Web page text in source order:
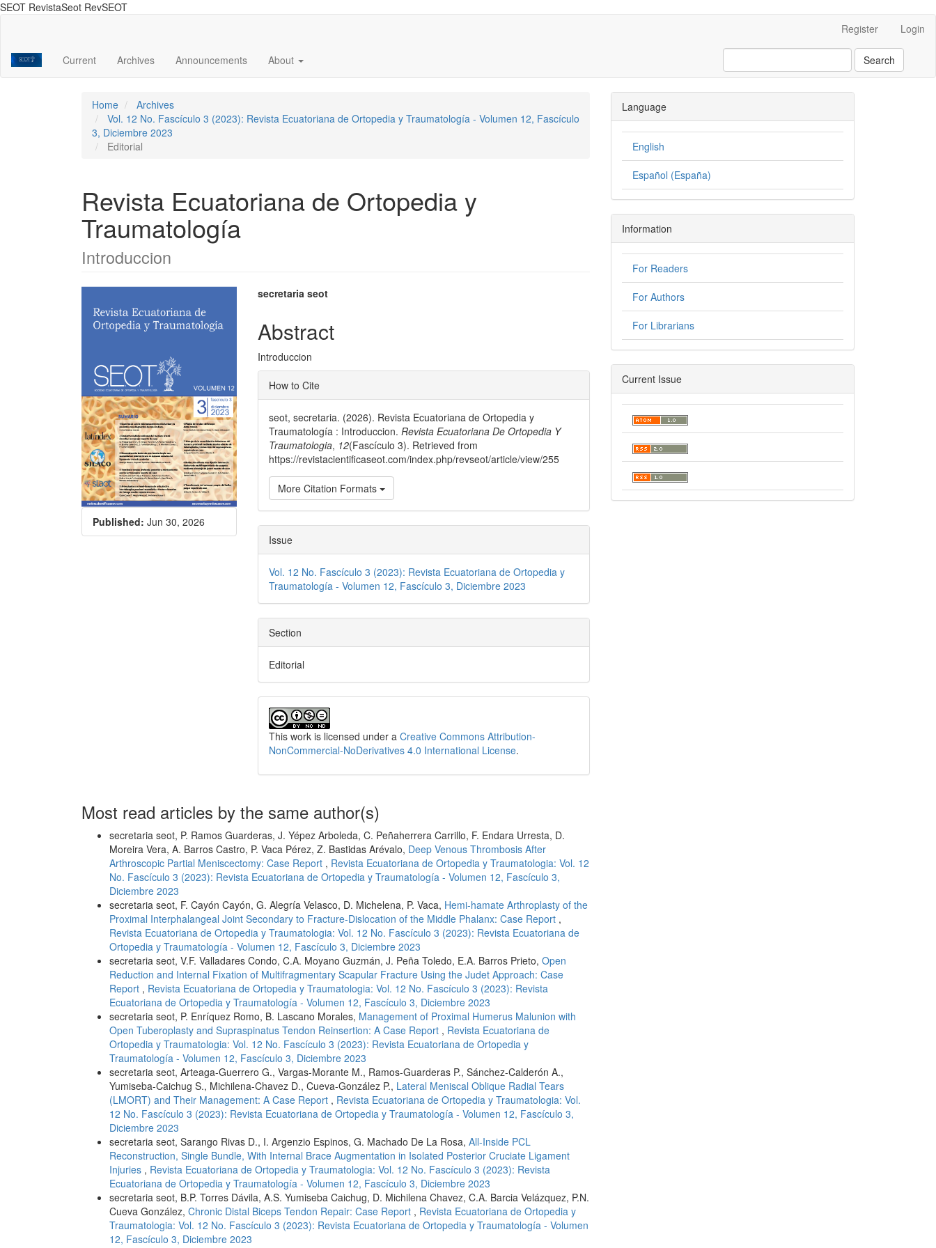
SEOT RevistaSeot RevSEOT
Content
Sidebar
Register Login
Current Archives Announcements About Search
Home
Archives
Vol. 12 No. Fascículo 3 (2023): Revista Ecuatoriana de Ortopedia y Traumatología - Volumen 12, Fascículo
3, Diciembre 2023
Editorial
Revista Ecuatoriana de Ortopedia y
Traumatología
Introduccion
Article
Sidebar
Published: Jun 30, 2026
Main
Article
Content
secretaria seot
Abstract
Introduccion
Article
Details
How to Cite
seot, secretaria. (2026). Revista Ecuatoriana de Ortopedia y
Traumatología : Introduccion. Revista Ecuatoriana De Ortopedia Y
Traumatologia, 12(Fascículo 3). Retrieved from
https://revistacientificaseot.com/index.php/revseot/article/view/255
More Citation Formats
Issue
Vol. 12 No. Fascículo 3 (2023): Revista Ecuatoriana de Ortopedia y
Traumatología - Volumen 12, Fascículo 3, Diciembre 2023
Section
Editorial
This work is licensed under aCreative Commons Attribution-
NonCommercial-NoDerivatives 4.0 International License.
Most read articles by the same author(s)
secretaria seot, P. Ramos Guarderas, J. Yépez Arboleda, C. Peñaherrera Carrillo, F. Endara Urresta, D.
Moreira Vera, A. Barros Castro, P. Vaca Pérez, Z. Bastidas Arévalo, Deep Venous Thrombosis After
Arthroscopic Partial Meniscectomy: Case Report , Revista Ecuatoriana de Ortopedia y Traumatologia: Vol. 12
No. Fascículo 3 (2023): Revista Ecuatoriana de Ortopedia y Traumatología - Volumen 12, Fascículo 3,
Diciembre 2023
secretaria seot, F. Cayón Cayón, G. Alegría Velasco, D. Michelena, P. Vaca, Hemi-hamate Arthroplasty of the
Proximal Interphalangeal Joint Secondary to Fracture-Dislocation of the Middle Phalanx: Case Report ,
Revista Ecuatoriana de Ortopedia y Traumatologia: Vol. 12 No. Fascículo 3 (2023): Revista Ecuatoriana de
Ortopedia y Traumatología - Volumen 12, Fascículo 3, Diciembre 2023
secretaria seot, V.F. Valladares Condo, C.A. Moyano Guzmán, J. Peña Toledo, E.A. Barros Prieto, Open
Reduction and Internal Fixation of Multifragmentary Scapular Fracture Using the Judet Approach: Case
Report , Revista Ecuatoriana de Ortopedia y Traumatologia: Vol. 12 No. Fascículo 3 (2023): Revista
Ecuatoriana de Ortopedia y Traumatología - Volumen 12, Fascículo 3, Diciembre 2023
secretaria seot, P. Enríquez Romo, B. Lascano Morales, Management of Proximal Humerus Malunion with
Open Tuberoplasty and Supraspinatus Tendon Reinsertion: A Case Report , Revista Ecuatoriana de
Ortopedia y Traumatologia: Vol. 12 No. Fascículo 3 (2023): Revista Ecuatoriana de Ortopedia y
Traumatología - Volumen 12, Fascículo 3, Diciembre 2023
secretaria seot, Arteaga-Guerrero G., Vargas-Morante M., Ramos-Guarderas P., Sánchez-Calderón A.,
Yumiseba-Caichug S., Michilena-Chavez D., Cueva-González P., Lateral Meniscal Oblique Radial Tears
(LMORT) and Their Management: A Case Report , Revista Ecuatoriana de Ortopedia y Traumatologia: Vol.
12 No. Fascículo 3 (2023): Revista Ecuatoriana de Ortopedia y Traumatología - Volumen 12, Fascículo 3,
Diciembre 2023
secretaria seot, Sarango Rivas D., I. Argenzio Espinos, G. Machado De La Rosa, All-Inside PCL
Reconstruction, Single Bundle, With Internal Brace Augmentation in Isolated Posterior Cruciate Ligament
Injuries , Revista Ecuatoriana de Ortopedia y Traumatologia: Vol. 12 No. Fascículo 3 (2023): Revista
Ecuatoriana de Ortopedia y Traumatología - Volumen 12, Fascículo 3, Diciembre 2023
secretaria seot, B.P. Torres Dávila, A.S. Yumiseba Caichug, D. Michilena Chavez, C.A. Barcia Velázquez, P.N.
Cueva González, Chronic Distal Biceps Tendon Repair: Case Report , Revista Ecuatoriana de Ortopedia y
Traumatologia: Vol. 12 No. Fascículo 3 (2023): Revista Ecuatoriana de Ortopedia y Traumatología - Volumen
12, Fascículo 3, Diciembre 2023
Language
English
Español (España)
Information
For Readers
For Authors
For Librarians
Current Issue